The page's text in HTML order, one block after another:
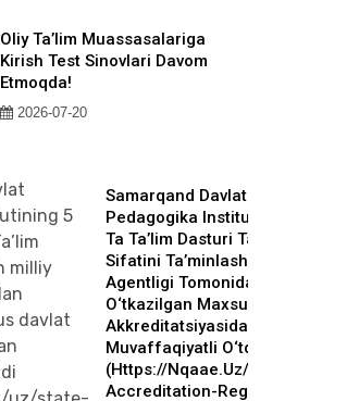
Oliy Ta’lim Muassasalariga
Kirish Test Sinovlari Davom
Etmoqda!
2026-07-20
Samarqand Davlat
Pedagogika Institutining 5
Ta Ta’lim Dasturi Ta’lim
Sifatini Ta’minlash Milliy
Agentligi Tomonidan
O‘tkazilgan Maxsus Davlat
Akkreditatsiyasidan
Muvaffaqiyatli O‘tdi
(https://nqaae.uz/uz/state-
Accreditation-Register?qr-